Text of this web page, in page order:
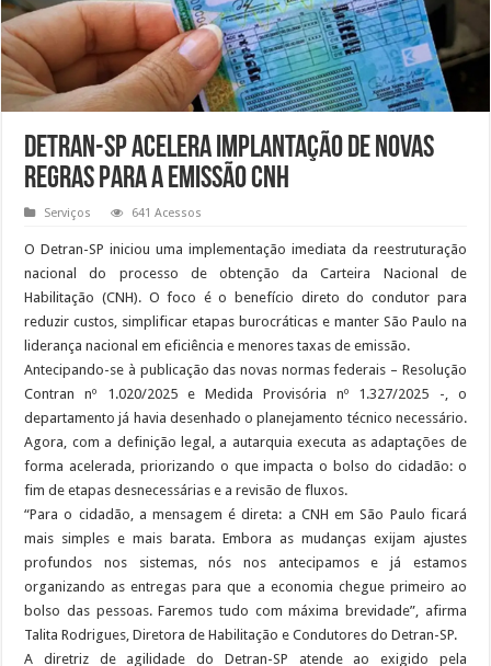
Detran-SP acelera implantação de novas
regras para a emissão CNH
Serviços 641 Acessos
O Detran-SP iniciou uma implementação imediata da reestruturação
nacional do processo de obtenção da Carteira Nacional de
Habilitação (CNH). O foco é o benefício direto do condutor para
reduzir custos, simplificar etapas burocráticas e manter São Paulo na
liderança nacional em eficiência e menores taxas de emissão.
Antecipando-se à publicação das novas normas federais – Resolução
Contran nº 1.020/2025 e Medida Provisória nº 1.327/2025 -, o
departamento já havia desenhado o planejamento técnico necessário.
Agora, com a definição legal, a autarquia executa as adaptações de
forma acelerada, priorizando o que impacta o bolso do cidadão: o
fim de etapas desnecessárias e a revisão de fluxos.
“Para o cidadão, a mensagem é direta: a CNH em São Paulo ficará
mais simples e mais barata. Embora as mudanças exijam ajustes
profundos nos sistemas, nós nos antecipamos e já estamos
organizando as entregas para que a economia chegue primeiro ao
bolso das pessoas. Faremos tudo com máxima brevidade”, afirma
Talita Rodrigues, Diretora de Habilitação e Condutores do Detran-SP.
A diretriz de agilidade do Detran-SP atende ao exigido pela